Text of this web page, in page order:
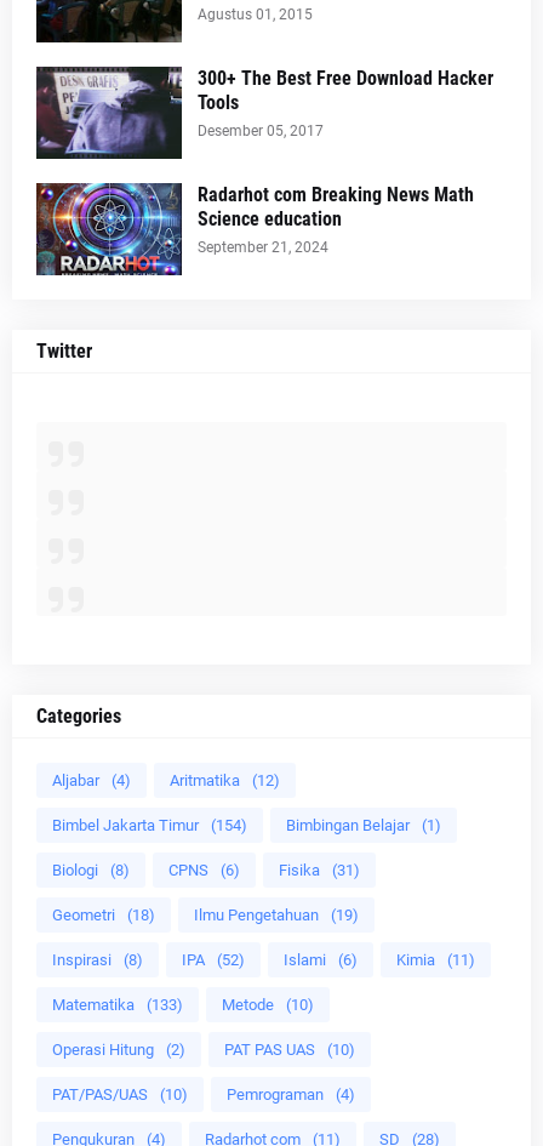
Agustus 01, 2015
300+ The Best Free Download Hacker
Tools
Desember 05, 2017
Radarhot com Breaking News Math
Science education
September 21, 2024
Twitter
Categories
Aljabar (4) Aritmatika (12)
Bimbel Jakarta Timur (154) Bimbingan Belajar (1)
Biologi (8) CPNS (6) Fisika (31)
Geometri (18) Ilmu Pengetahuan (19)
Inspirasi (8) IPA (52) Islami (6) Kimia (11)
Matematika (133) Metode (10)
Operasi Hitung (2) PAT PAS UAS (10)
PAT/PAS/UAS (10) Pemrograman (4)
Pengukuran (4) Radarhot com (11) SD (28)